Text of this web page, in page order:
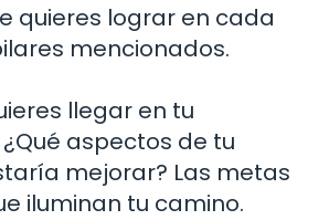
quieres lograr en cada
mencionados.
llegar en tu
aspectos de tu
mejorar? Las metas
iluminan tu camino.